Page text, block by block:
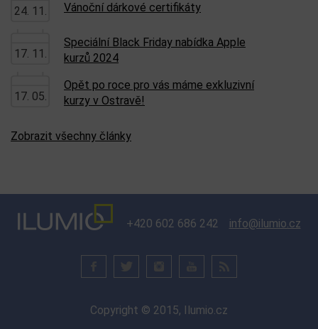
24. 11. Vánoční dárkové certifikáty
17. 11.
Speciální Black Friday nabídka Apple
kurzů 2024
17. 05.
Opět po roce pro vás máme exkluzivní
kurzy v Ostravě!
Zobrazit všechny články
+420 602 686 242 info@ilumio.cz
Copyright © 2015, Ilumio.cz